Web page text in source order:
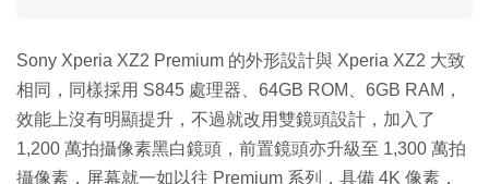
Sony Xperia XZ2 Premium 的外形設計與 Xperia XZ2 大致
相同，同樣採用 S845 處理器、64GB ROM、6GB RAM，
效能上沒有明顯提升，不過就改用雙鏡頭設計，加入了
1,200 萬拍攝像素黑白鏡頭，前置鏡頭亦升級至 1,300 萬拍
攝像素，屏幕就一如以往 Premium 系列，具備 4K 像素，